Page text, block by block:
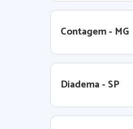
Contagem - MG
Diadema - SP